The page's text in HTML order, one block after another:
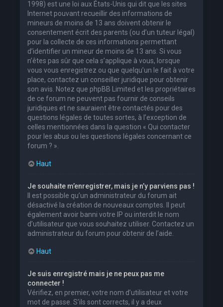
1998) est une loi aux États-Unis qui dit que les sites
Internet pouvant recueillir des informations de
mineurs de moins de 13 ans doivent obtenir le
consentement écrit des parents (ou d’un tuteur légal)
pour la collecte de ces informations permettant
d’identifier un mineur de moins de 13 ans. Si vous
n’êtes pas sûr que cela s’applique à vous, lorsque
vous vous enregistrez ou que quelqu’un le fait à votre
place, contactez un conseiller juridique pour obtenir
son avis. Notez que phpBB Limited et les propriétaires
de ce forum ne peuvent pas fournir de conseils
juridiques et ne sauraient être contactés pour des
questions légales de toutes sortes, à l’exception de
celles mentionnées dans la question « Qui contacter
pour les abus ou les questions légales concernant ce
forum ? ».
Haut
Je souhaite m’enregistrer, mais je n’y parviens pas !
Il est possible qu’un administrateur du forum ait
désactivé la création de nouveaux comptes. Il peut
également avoir banni votre IP ou interdit le nom
d’utilisateur que vous souhaitez utiliser. Contactez un
administrateur du forum pour obtenir de l’aide.
Haut
Je suis enregistré mais je ne peux pas me
connecter !
Vérifiez, en premier, votre nom d’utilisateur et votre
mot de passe. S’ils sont corrects, il y a deux